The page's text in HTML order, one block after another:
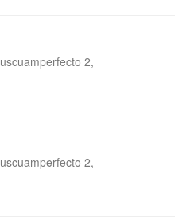
2,
2,